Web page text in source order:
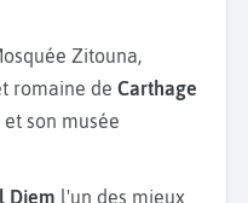
, la capitale, vous
de mosaïques du
Zitouna,
romaine de Carthage
son musée
Djem l'un des mieux